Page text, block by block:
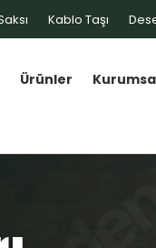
Kablo Taşı
Ürünler